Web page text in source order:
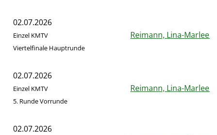
02.07.2026
Einzel KMTV
Viertelfinale Hauptrunde
Reimann, Lina-Marleen
02.07.2026
Einzel KMTV
5. Runde Vorrunde
Reimann, Lina-Marleen
02.07.2026